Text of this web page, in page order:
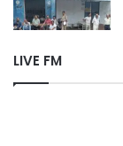
LIVE FM